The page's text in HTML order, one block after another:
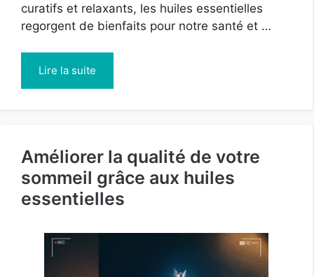
curatifs et relaxants, les huiles essentielles
regorgent de bienfaits pour notre santé et …
Lire la suite
Améliorer la qualité de votre
sommeil grâce aux huiles
essentielles